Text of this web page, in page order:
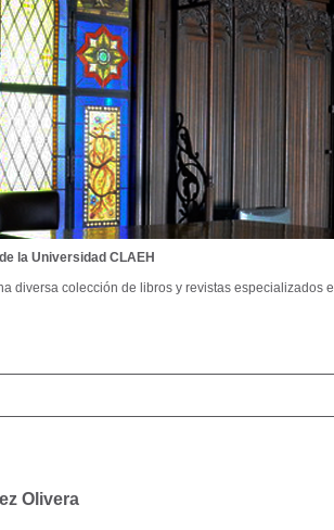
Olivera
la Universidad CLAEH
diversa colección de libros y revistas especializados